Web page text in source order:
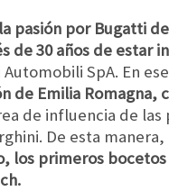
pasión por Bugatti
de 30 años de estar
Automobili SpA. En
de Emilia Romagna,
de influencia de
De esta
los primeros